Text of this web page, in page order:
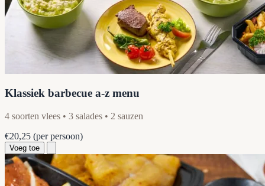
Klassiek barbecue a-z menu
4 soorten vlees • 3 salades • 2 sauzen
€20,25 (per persoon)
Voeg toe